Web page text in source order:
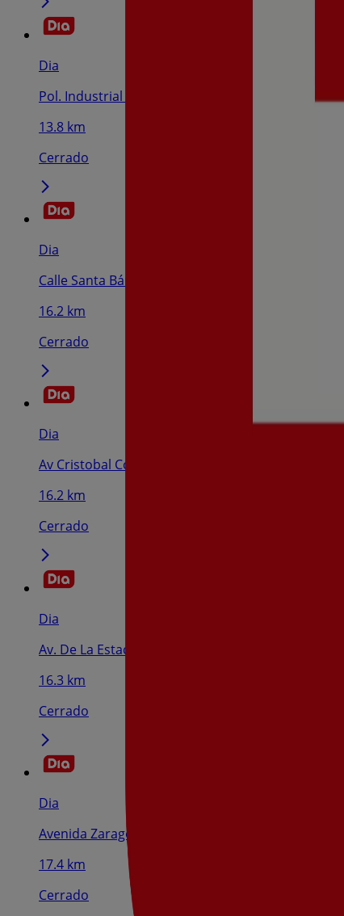
Dia
Pol. Industrial Valtierra-Arguedas, 3 Bajo, Valtierra
13.8 km
Cerrado
Dia
Calle Santa Bárbara, 38, Corella
16.2 km
Cerrado
Dia
Av Cristobal Colon S/N, Buñuel
16.2 km
Cerrado
Dia
Av. De La Estación,28, Cintruénigo
16.3 km
Cerrado
Dia
Avenida Zaragoza, 38, Alfaro
17.4 km
Cerrado